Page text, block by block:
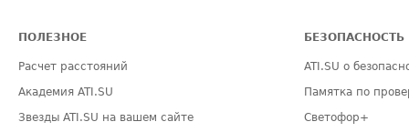
ПОЛЕЗНОЕ
Расчет расстояний
Академия ATI.SU
Звезды ATI.SU на вашем сайте
БЕЗОПАСНОСТЬ
ATI.SU о
Памятка по
Светофор+